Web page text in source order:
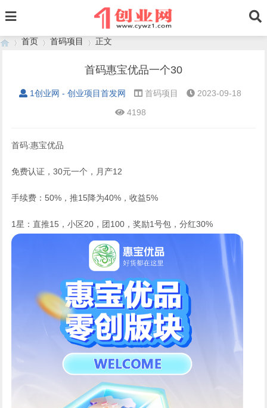
首页
›
首码项目
›
正文
首码惠宝优品一个30
1创业网 - 创业项目首发网 首码项目
2023-09-18
4198
首码:️惠宝优品
免费认证，30元一个，月产12
手续费：50%，推15降为40%，收益5%
1星：直推15，小区20，团100，奖励1号包，分红30%